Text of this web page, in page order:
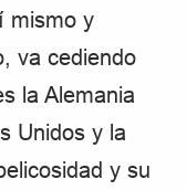
mismo y
va cediendo
la Alemania
Unidos y la
y su